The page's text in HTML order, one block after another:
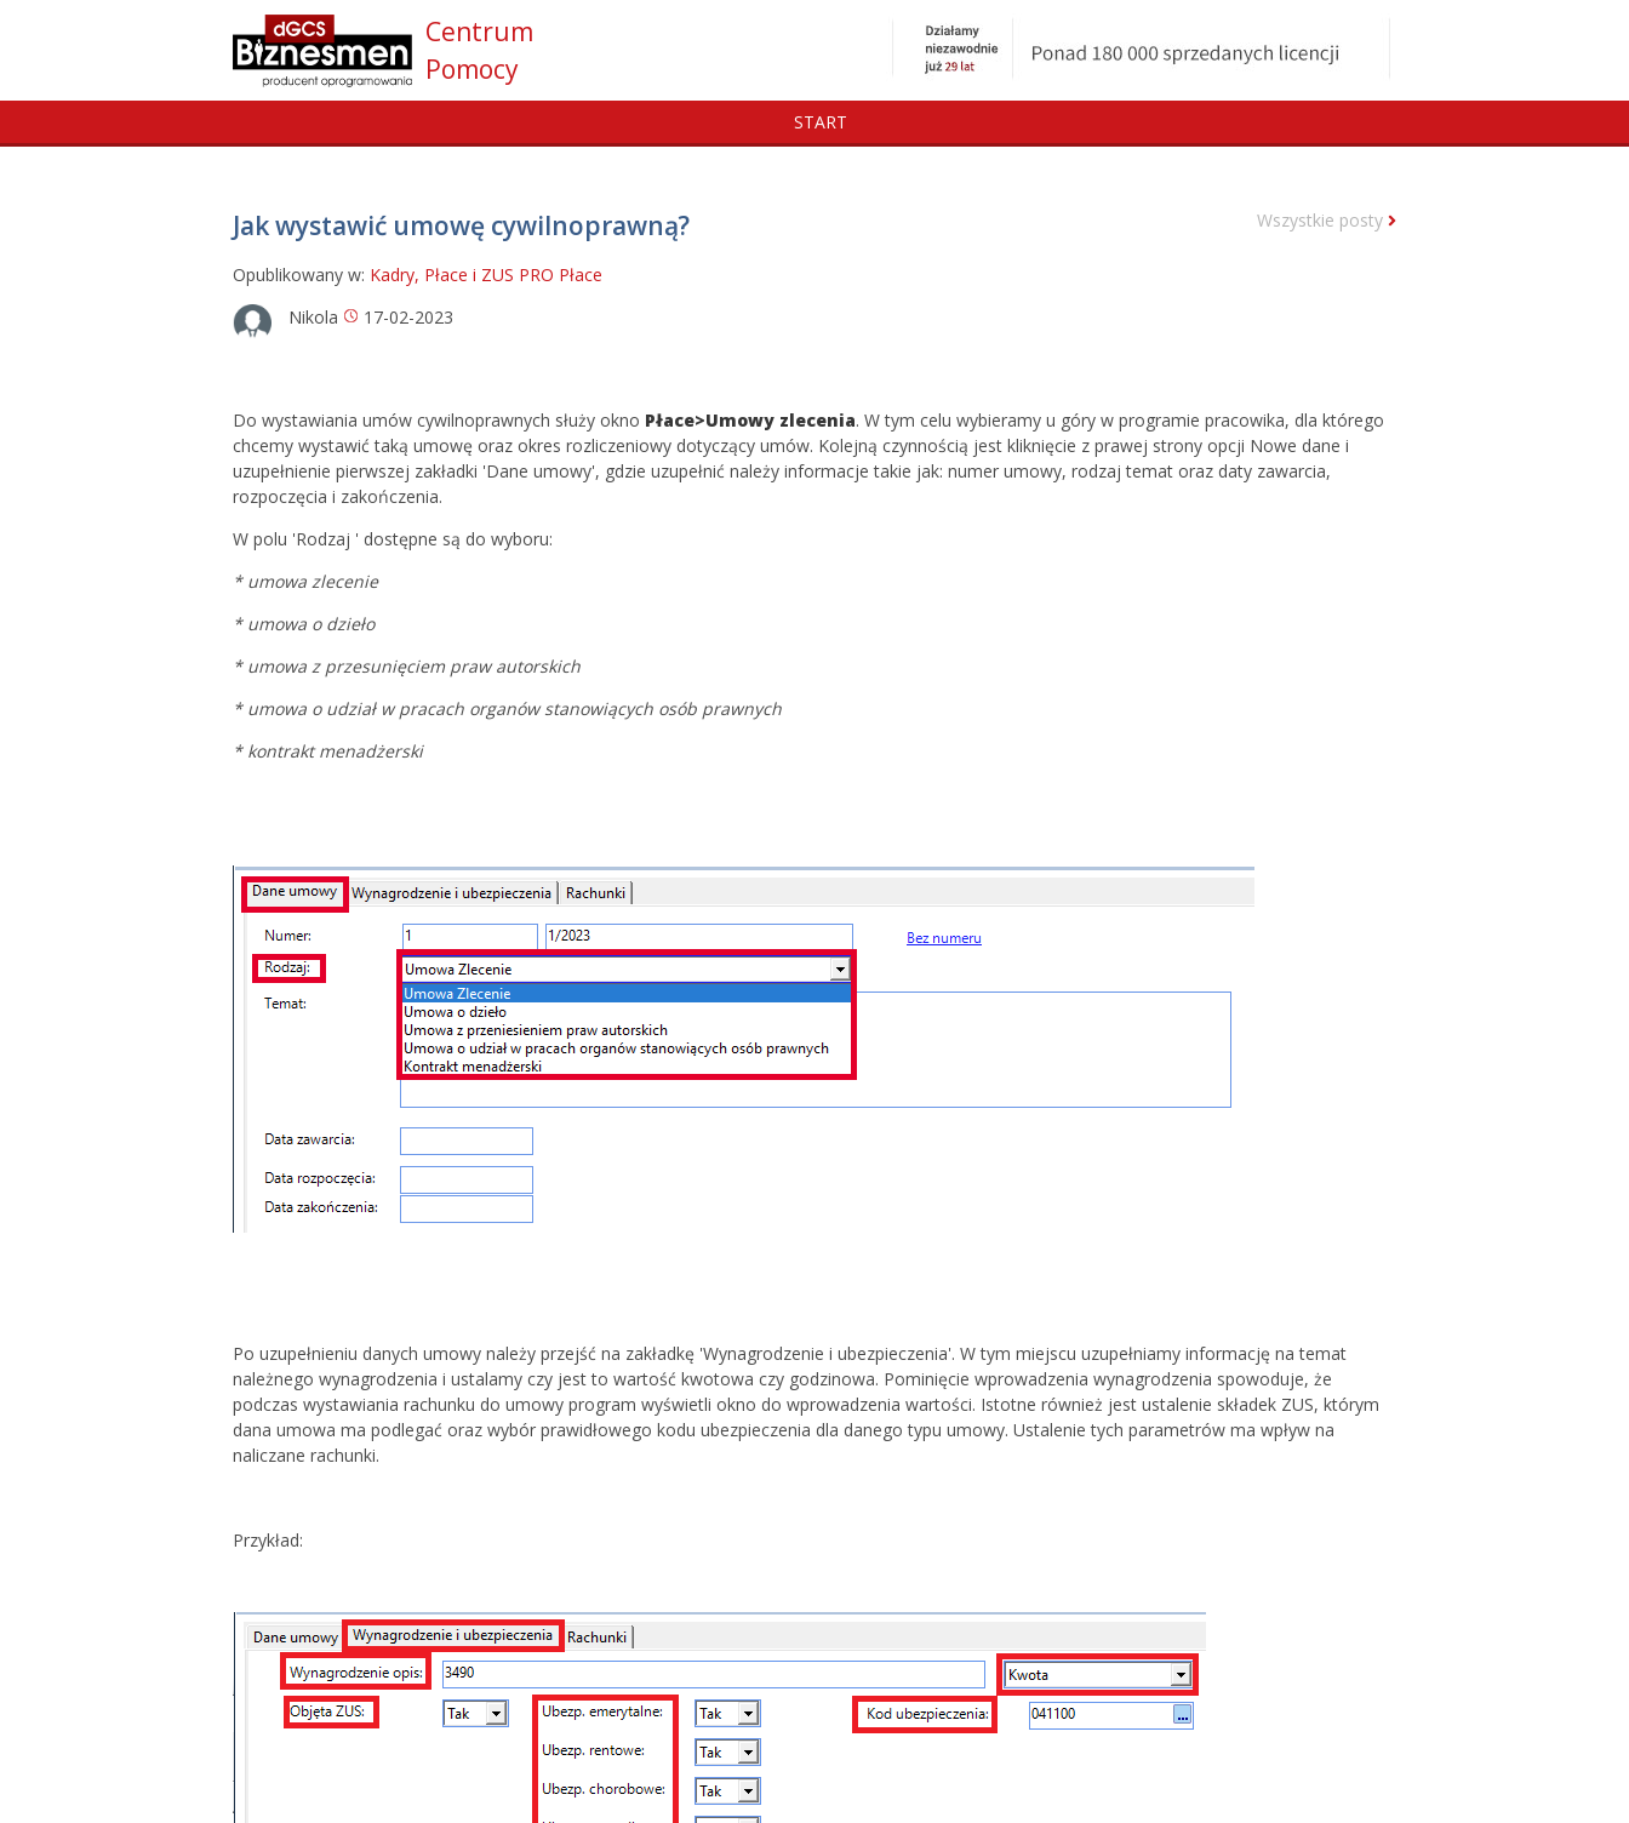
Centrum
Pomocy
START
Jak wystawić umowę cywilnoprawną?
Opublikowany w: Kadry, Płace i ZUS PRO Płace
Nikola
17-02-2023
Wszystkie posty
Do wystawiania umów cywilnoprawnych służy okno Płace>Umowy zlecenia. W tym celu wybieramy u góry w programie pracowika, dla którego
chcemy wystawić taką umowę oraz okres rozliczeniowy dotyczący umów. Kolejną czynnością jest kliknięcie z prawej strony opcji Nowe dane i
uzupełnienie pierwszej zakładki 'Dane umowy', gdzie uzupełnić należy informacje takie jak: numer umowy, rodzaj temat oraz daty zawarcia,
rozpoczęcia i zakończenia.
W polu 'Rodzaj ' dostępne są do wyboru:
* umowa zlecenie
* umowa o dzieło
* umowa z przesunięciem praw autorskich
* umowa o udział w pracach organów stanowiących osób prawnych
* kontrakt menadżerski
Po uzupełnieniu danych umowy należy przejść na zakładkę 'Wynagrodzenie i ubezpieczenia'. W tym miejscu uzupełniamy informację na temat
należnego wynagrodzenia i ustalamy czy jest to wartość kwotowa czy godzinowa. Pominięcie wprowadzenia wynagrodzenia spowoduje, że
podczas wystawiania rachunku do umowy program wyświetli okno do wprowadzenia wartości. Istotne również jest ustalenie składek ZUS, którym
dana umowa ma podlegać oraz wybór prawidłowego kodu ubezpieczenia dla danego typu umowy. Ustalenie tych parametrów ma wpływ na
naliczane rachunki.
Przykład: